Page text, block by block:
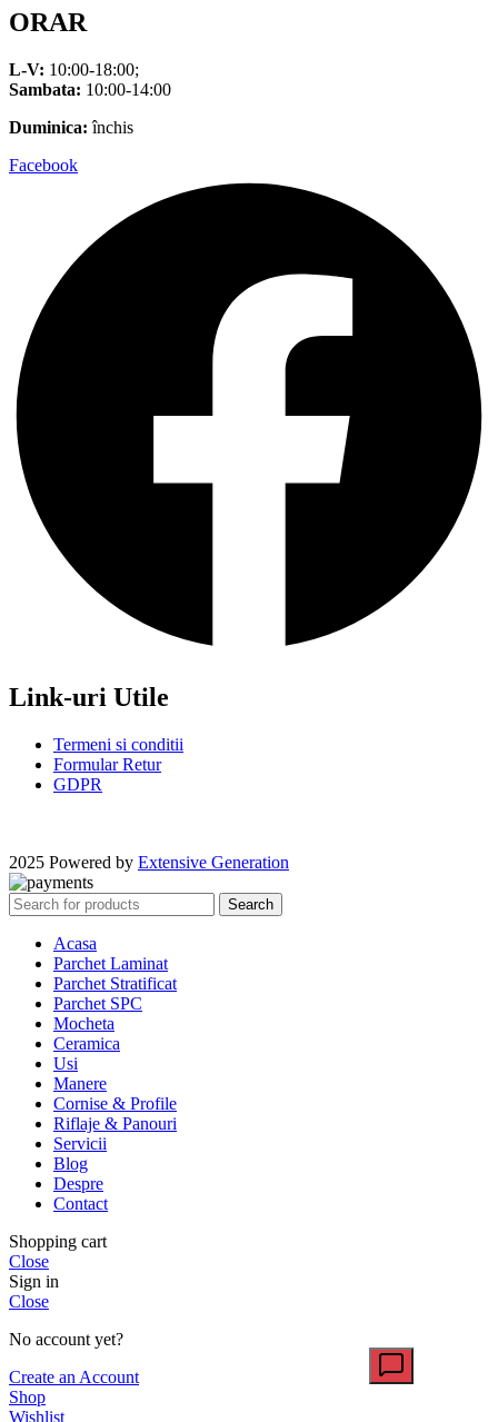
ORAR
L-V: 10:00-18:00;
Sambata: 10:00-14:00
Duminica: închis
Facebook
Link-uri Utile
Termeni si conditii
Formular Retur
GDPR
2025 Powered by Extensive Generation
Search
Acasa
Parchet Laminat
Parchet Stratificat
Parchet SPC
Mocheta
Ceramica
Usi
Manere
Cornise & Profile
Riflaje & Panouri
Servicii
Blog
Despre
Contact
Shopping cart
Close
Sign in
Close
No account yet?
Create an Account
Shop
Wishlist